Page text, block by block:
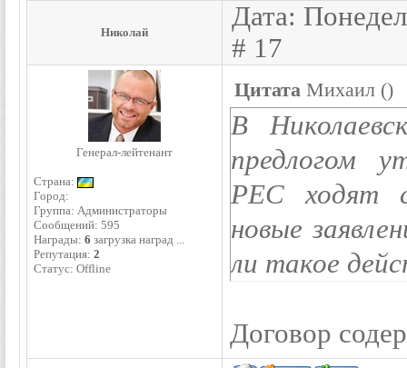
Николай
Дата:
# 17
Генерал-лейтенант
Страна:
Город:
Группа: Администраторы
Сообщений: 595
Награды: 6 загрузка наград ...
Репутация: 2
Статус: Offline
Цитата Михаил ()
В
предлогом
РЕС ходят
новые
ли такое
Договор